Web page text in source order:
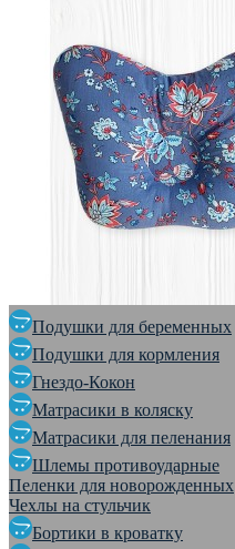
Подушки для беременных
Подушки для кормления
Гнездо-Кокон
Матрасики в коляску
Матрасики для пеленания
Шлемы противоударные
Пеленки для новорожденных
Чехлы на стульчик
Бортики в кроватку